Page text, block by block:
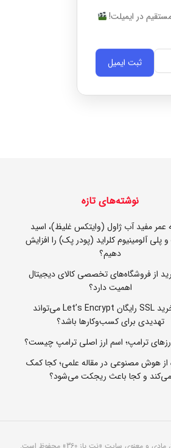
در ایمیلت!
ثبت ایمیل
نوشته‌های تازه
عمر مفید آب ژاول (وایتکس غلیظ)، اسید
پلی آلومینیوم کلراید (پودر پک) را افزایش
دهیم؟
از فروشگاه‌های تخصصی کالای دیجیتال
اهمیت دارد؟
چرا خرید SSL رایگان Let’s Encrypt می‌تواند
تهدیدی برای کسب‌وکارها باشد؟
ترامپ؛ اسم ارز اصلی ترامپ چیست؟
از هوش مصنوعی در مقاله علمی؛ کجا کمک
می‌کند و کجا باعث ریجکت می‌شود؟